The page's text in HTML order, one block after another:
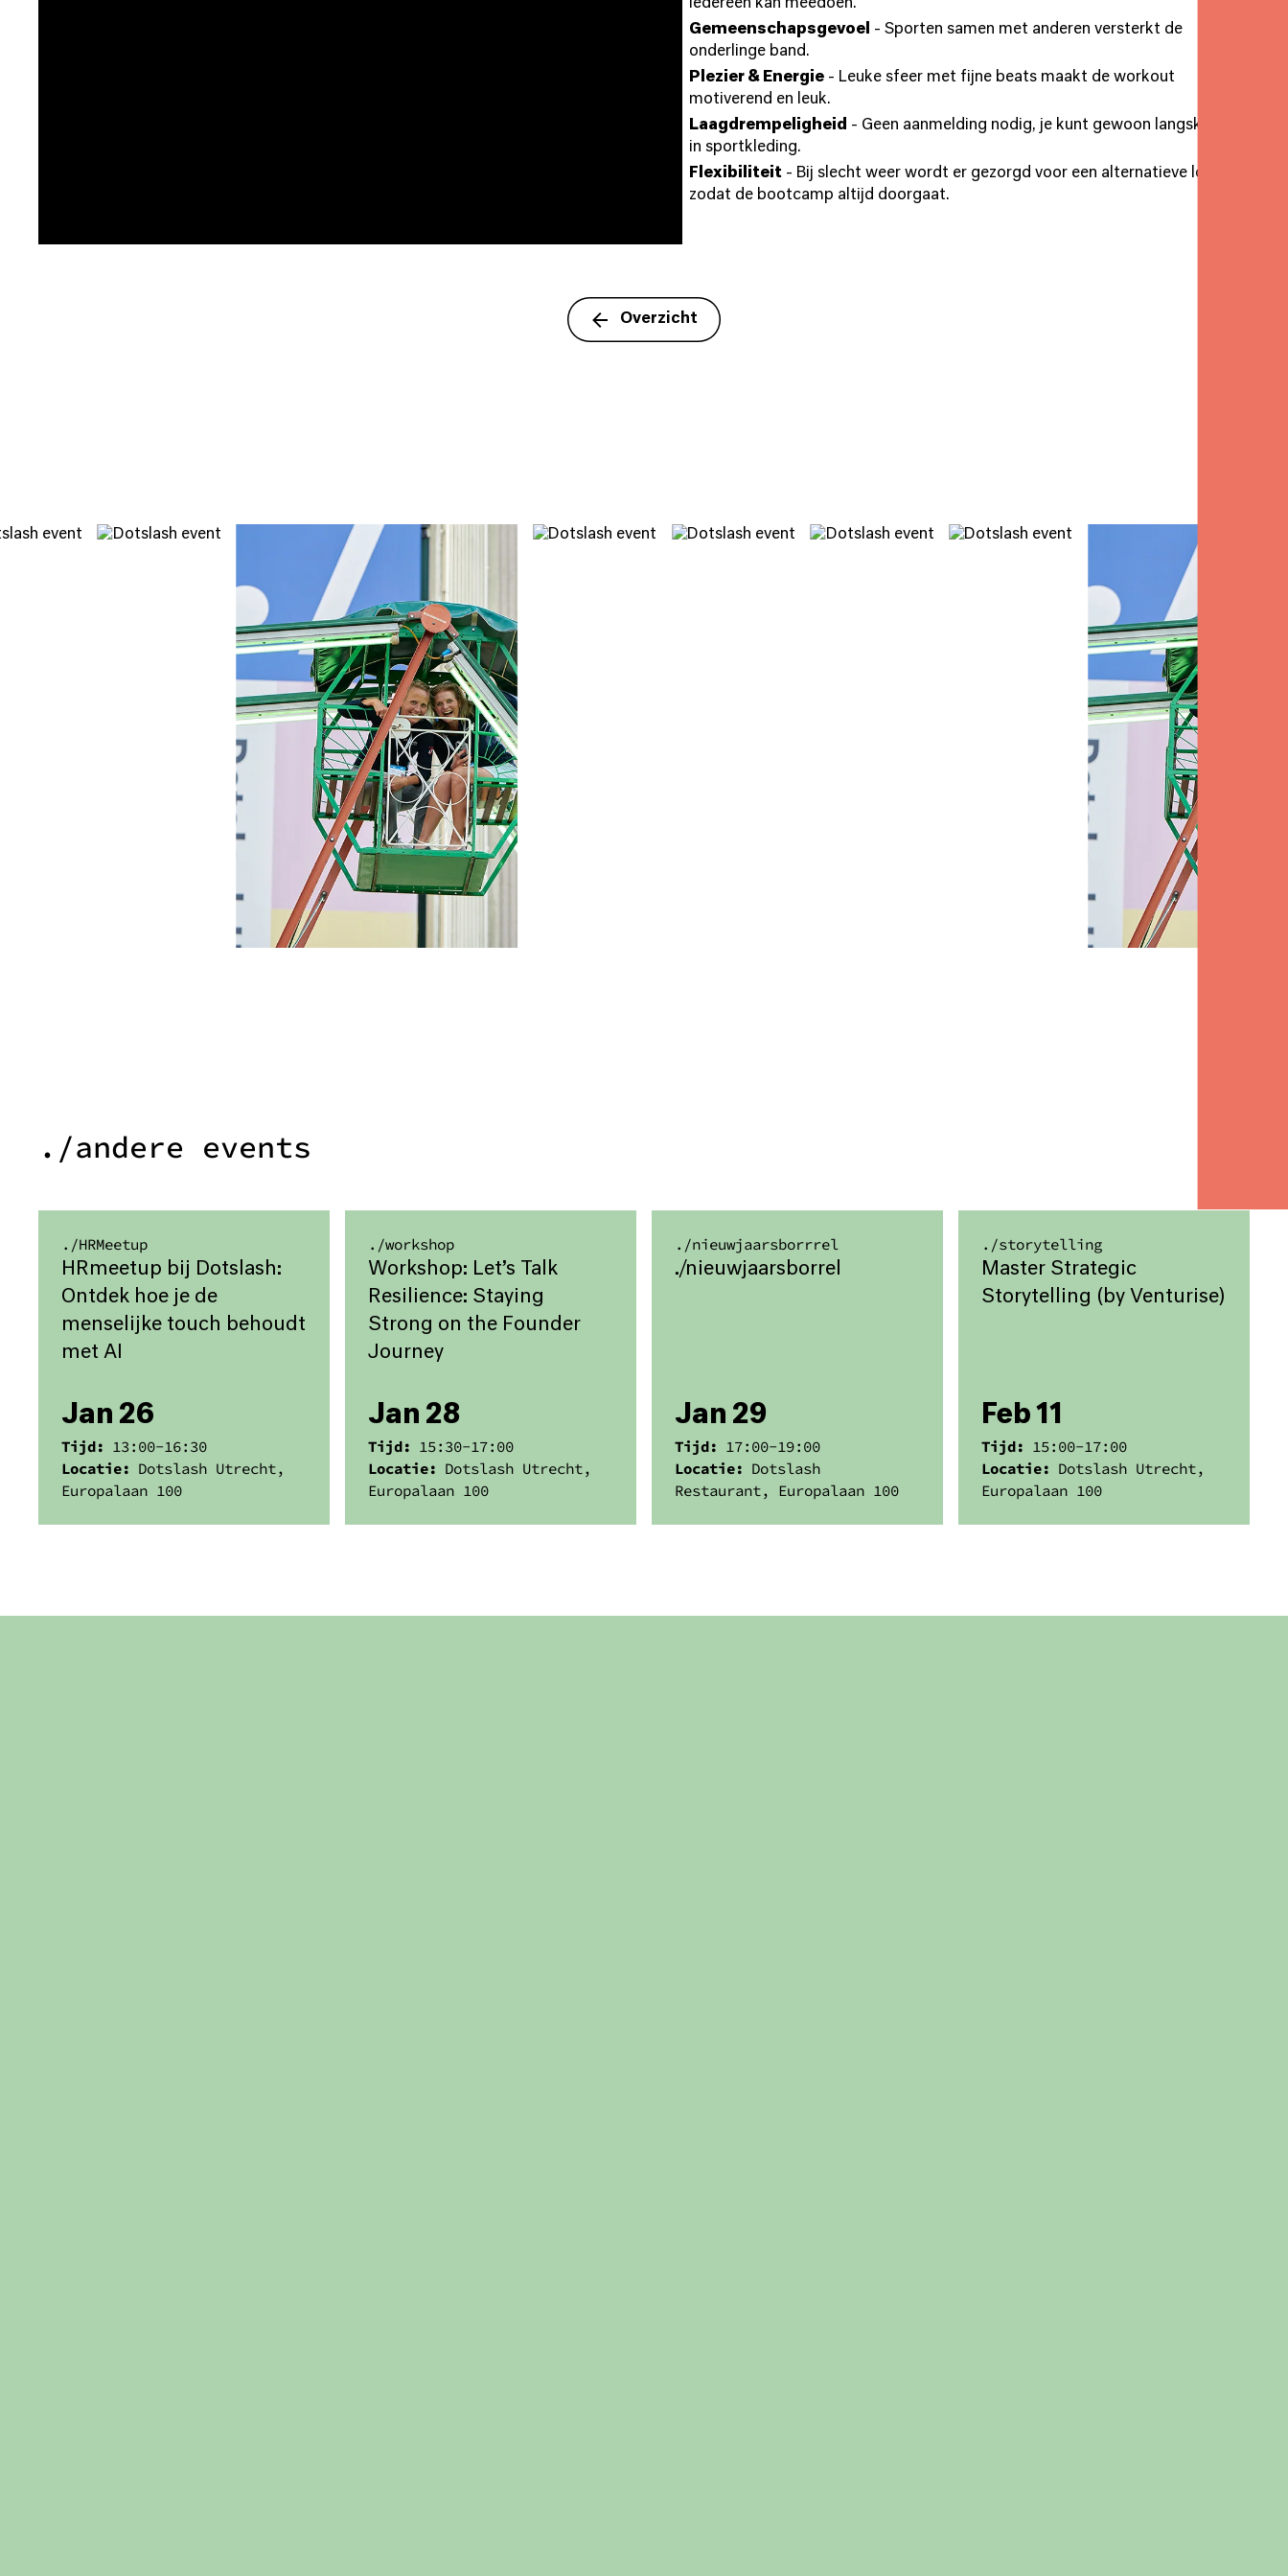
iedereen kan meedoen.
Gemeenschapsgevoel
- Sporten samen met anderen versterkt de
onderlinge band.
Plezier & Energie - Leuke sfeer met fijne beats maakt de workout
motiverend en leuk.
Laagdrempeligheid - Geen aanmelding nodig, je kunt gewoon langskomen
in sportkleding.
Flexibiliteit - Bij slecht weer wordt er gezorgd voor een alternatieve locatie,
zodat de bootcamp altijd doorgaat.
Overzicht
./andere events
./HRMeetup
HRmeetup bij Dotslash:
Ontdek hoe je de
menselijke touch behoudt
met AI
Jan 26
Tijd: 13:00-16:30
Locatie: Dotslash Utrecht,
Europalaan 100
./workshop
Workshop: Let’s Talk
Resilience: Staying
Strong on the Founder
Journey
Jan 28
Tijd: 15:30-17:00
Locatie: Dotslash Utrecht,
Europalaan 100
./nieuwjaarsborrrel
​./nieuwjaarsborrel
Jan 29
Tijd: 17:00-19:00
Locatie: Dotslash
Restaurant, Europalaan 100
./storytelling
Master Strategic
Storytelling (by Venturise)
Feb 11
Tijd: 15:00-17:00
Locatie: Dotslash Utrecht,
Europalaan 100